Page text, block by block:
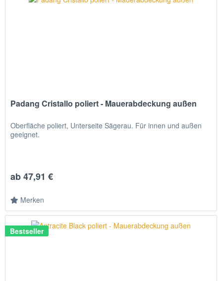
Padang Cristallo poliert - Mauerabdeckung außen
Oberfläche poliert, Unterseite Sägerau. Für innen und außen
geeignet.
ab 47,91 €
Merken
Bestseller